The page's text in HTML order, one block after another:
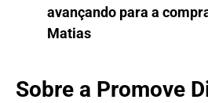
avançando para a
Matias
Sobre a Promove